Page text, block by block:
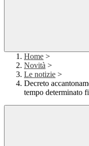
Home >
Novità >
Le notizie >
Decreto
tempo determinato